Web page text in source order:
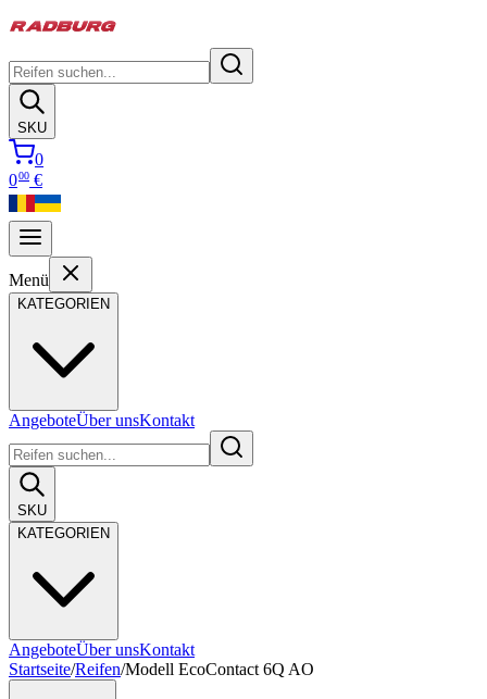
SKU
0
000 €
Menü
KATEGORIEN
AngeboteÜber unsKontakt
SKU
KATEGORIEN
AngeboteÜber unsKontakt
Startseite/Reifen/Modell EcoContact 6Q AO